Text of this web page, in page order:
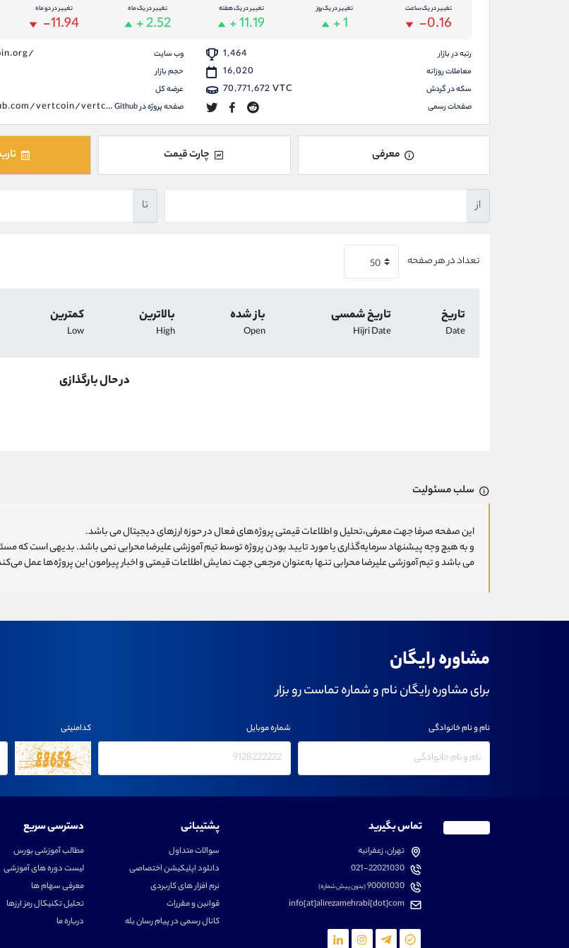
تغییر در یک ساعت
-0.16
تغییر در یک روز
+ 1
تغییر در یک هفته
+ 11.19
تغییر در یک ماه
+ 2.52
تغییر در دو ماه
-11.94
رتبه در بازار 1,464 وب سایت
معاملات روزانه 16,020 حجم بازار
سکه در گردش 70,771,672VTC عرضه کل
صفحات رسمی صفحه پروژه در Github vertcoin/vertcoin
معرفی چارت قیمت
از تا
تعداد در هر صفحه
تاریخ
Date
تاریخ شمسی
Hijri Date
باز شده
Open
بالاترین
High
کمترین
Low
در حال بارگذازی
سلب مسئولیت
این صفحه صرفا جهت معرفی،تحلیل و اطلاعات قیمتی پروژه‌های فعال در حوزه ارزهای دیجیتال می باشد.
و به هیچ وجه پیشنهاد سرمایه‌گذاری یا مورد تایید بودن پروژه توسط تیم آموزشی علیرضا محرابی نمی باشد. بدیهی است که
می باشد و تیم آموزشی علیرضا محرابی تنها به‌عنوان مرجعی جهت نمایش اطلاعات قیمتی و اخبار پیرامون این پروژه‌‌ها عمل
مشاوره رایگان
برای مشاوره رایگان نام و شماره تماست رو بزار
نام و نام خانوادگی شماره موبایل کدامنیتی
تماس بگیرید
تهران، زعفرانیه
021-22021030
90001030(بدون پیش شماره)
info[at]alirezamehrabi[dot]com
پشتیبانی
سوالات متداول
دانلود اپلیکیشن اختصاصی
نرم افزار های کاربردی
قوانین و مقررات
کانال رسمی در پیام رسان بله
دسترسی سریع
مطالب آموزشی بورس
لیست دوره های آموزشی
معرفی سهام ها
تحلیل تکنیکال رمز ارزها
درباره ما